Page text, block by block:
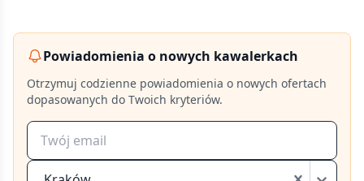
Powiadomienia o nowych kawalerkach
Otrzymuj codzienne powiadomienia o nowych ofertach
dopasowanych do Twoich kryteriów.